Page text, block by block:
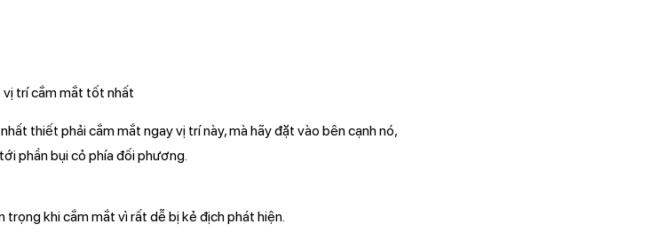
thiết phải cắm mắt ngay vị trí này, mà hãy đặt vào bên cạnh nó,
phần bụi cỏ phía đối phương.
khi cắm mắt vì rất dễ bị kẻ địch phát hiện.